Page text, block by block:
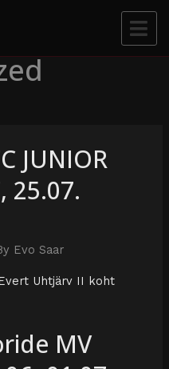
JUNIOR
25.07.
Evo Saar
Uhtjärv II koht
MV